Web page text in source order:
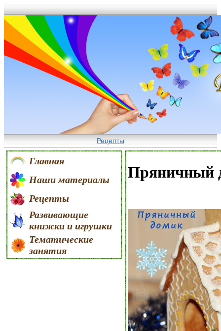
Рецепты
Главная
Наши материалы
Рецепты
Развивающие
книжки и игрушки
Тематические
занятия
Пряничный